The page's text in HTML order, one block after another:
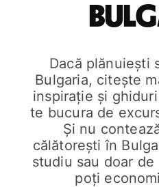
Dacă plănuiești
Bulgaria, citește
inspirație și
te bucura de
Și nu
călătorești în
studiu sau doar
poți